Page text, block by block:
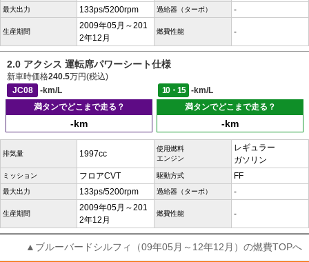
最大出力 133ps/5200rpm 過給器（ターボ） -
生産期間
2009年05月～201
2年12月
燃費性能 -
2.0 アクシス 運転席パワーシート仕様
新車時価格240.5万円(税込)
JC08
-km/L 10・15
-km/L
満タンでどこまで走る？
-km
満タンでどこまで走る？
-km
排気量 1997cc
使用燃料
エンジン
レギュラー
ガソリン
ミッション フロアCVT 駆動方式 FF
最大出力 133ps/5200rpm 過給器（ターボ） -
生産期間
2009年05月～201
2年12月
燃費性能 -
▲ブルーバードシルフィ（09年05月～12年12月）の燃費TOPへ